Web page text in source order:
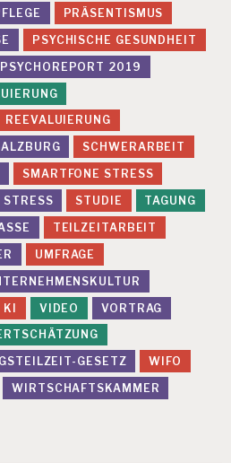
PRÄSENTISMUS
PSYCHISCHE GESUNDHEIT
PSYCHOREPORT 2019
REEVALUIERUNG
SCHWERARBEIT
SMARTFONE STRESS
STRESS STUDIE
TAGUNG
TEILZEITARBEIT
UMFRAGE
KI
VIDEO
VORTRAG
GESETZ
WIFO
WIRTSCHAFTSKAMMER